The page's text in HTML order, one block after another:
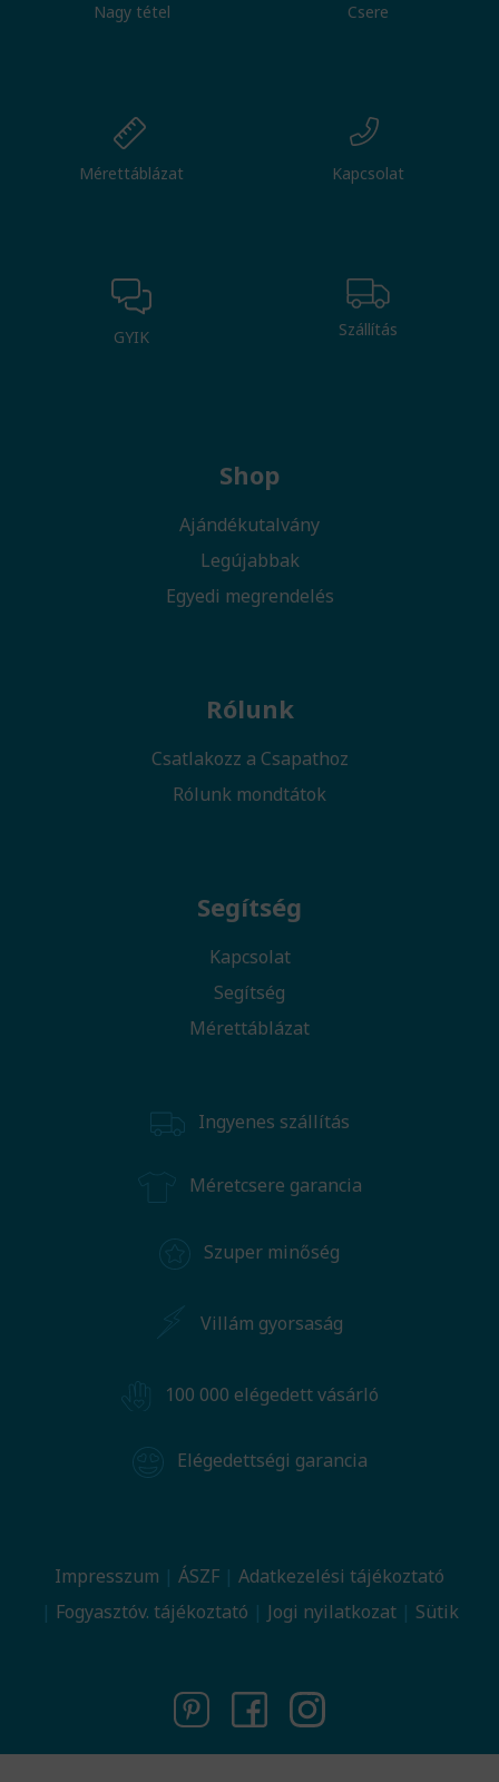
Nagy tétel Csere
Mérettáblázat Kapcsolat
GYIK Szállítás
Shop
Ajándékutalvány
Legújabbak
Egyedi megrendelés
Rólunk
Csatlakozz a Csapathoz
Rólunk mondtátok
Segítség
Kapcsolat
Segítség
Mérettáblázat
Ingyenes szállítás
Méretcsere garancia
Szuper minőség
Villám gyorsaság
100 000 elégedett vásárló
Elégedettségi garancia
Impresszum ÁSZF
Adatkezelési tájékoztató
Fogyasztóv. tájékoztató
Jogi nyilatkozat Sütik